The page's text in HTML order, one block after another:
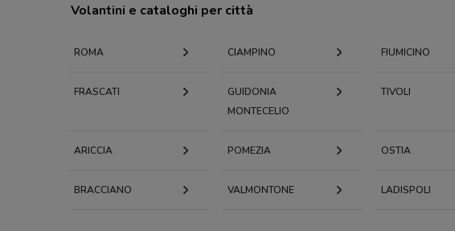
Volantini e cataloghi per città
ROMA CIAMPINO FIUMICINO
FRASCATI
GUIDONIA
MONTECELIO
TIVOLI
ARICCIA POMEZIA OSTIA
BRACCIANO VALMONTONE LADISPOLI